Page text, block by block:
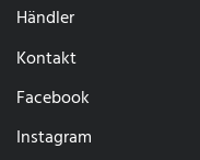
Händler
Kontakt
Facebook
Instagram